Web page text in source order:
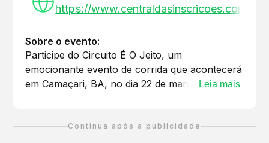
https://
Sobre o evento:
Participe do Circuito É O Jeito, um
emocionante evento de corrida que acontecerá
em Camaçari, BA, no dia 22 de março de 2026.
desde iniciantes até os mais experientes. O
Leia mais
Continua após a publicidade